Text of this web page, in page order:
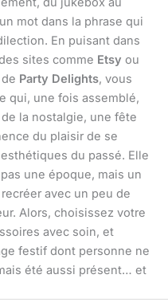
mot dans la phrase qui
En puisant dans
sites comme Etsy ou
Party Delights, vous
qui, une fois assemblé,
la nostalgie, une fête
du plaisir de se
du passé. Elle
une époque, mais un
avec un peu de
Alors, choisissez votre
avec soin, et
festif dont personne ne
été aussi présent… et